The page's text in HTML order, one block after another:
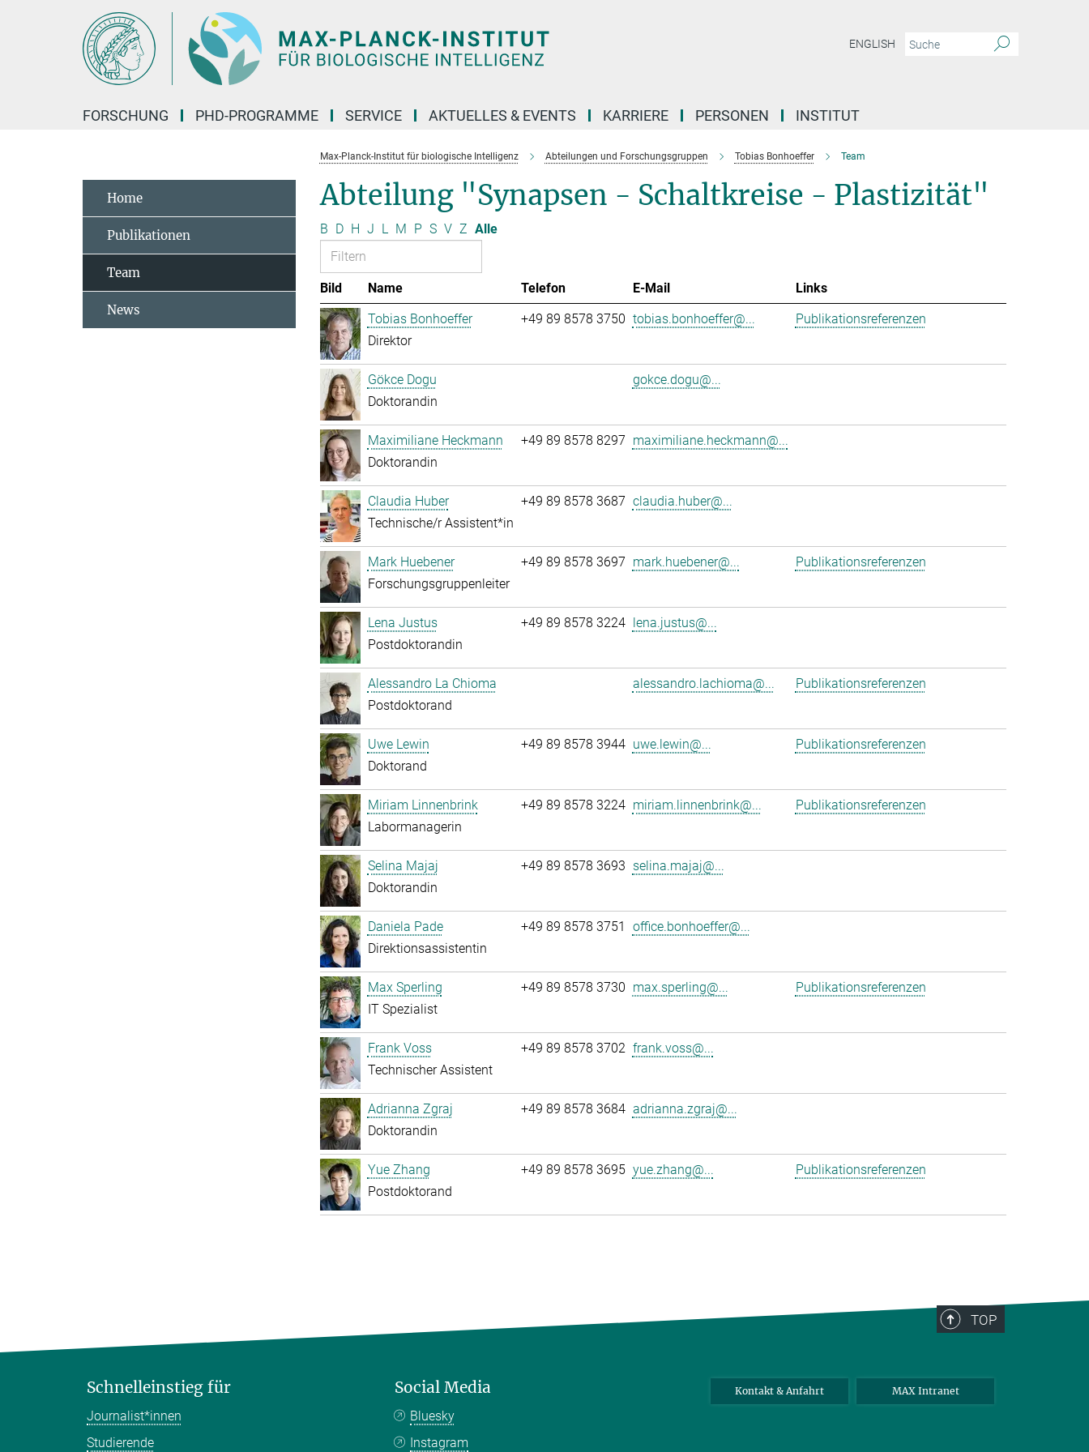
ENGLISH
FORSCHUNG PHD-PROGRAMME SERVICE AKTUELLES & EVENTS KARRIERE PERSONEN INSTITUT
Max-Planck-Institut für biologische Intelligenz Abteilungen und Forschungsgruppen Tobias Bonhoeffer Team
Abteilung "Synapsen - Schaltkreise - Plastizität"
B D H J L M P S V Z Alle
Bild Name Telefon E-Mail
Links
Tobias Bonhoeffer
Direktor
+49 89 8578 3750 tobias.bonhoeffer@... Publikationsreferenzen
Gökce Dogu
Doktorandin
gokce.dogu@...
Maximiliane Heckmann
Doktorandin
+49 89 8578 8297 maximiliane.heckmann@...
Claudia Huber
Technische/r Assistent*in
+49 89 8578 3687 claudia.huber@...
Mark Huebener
Forschungsgruppenleiter
+49 89 8578 3697 mark.huebener@... Publikationsreferenzen
Lena Justus
Postdoktorandin
+49 89 8578 3224 lena.justus@...
Alessandro La Chioma
Postdoktorand
alessandro.lachioma@... Publikationsreferenzen
Uwe Lewin
Doktorand
+49 89 8578 3944 uwe.lewin@... Publikationsreferenzen
Miriam Linnenbrink
Labormanagerin
+49 89 8578 3224 miriam.linnenbrink@... Publikationsreferenzen
Selina Majaj
Doktorandin
+49 89 8578 3693 selina.majaj@...
Daniela Pade
Direktionsassistentin
+49 89 8578 3751 office.bonhoeffer@...
Max Sperling
IT Spezialist
+49 89 8578 3730 max.sperling@... Publikationsreferenzen
Frank Voss
Technischer Assistent
+49 89 8578 3702 frank.voss@...
Adrianna Zgraj
Doktorandin
+49 89 8578 3684 adrianna.zgraj@...
Yue Zhang
Postdoktorand
+49 89 8578 3695 yue.zhang@... Publikationsreferenzen
Home
Publikationen
Team
News
TOP
Schnelleinstieg für
Journalist*innen
Studierende
Social Media
Bluesky
Instagram
Kontakt & Anfahrt MAX Intranet